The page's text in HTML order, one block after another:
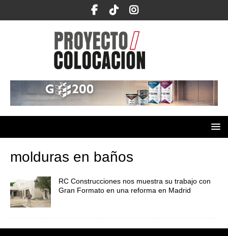
molduras en baños
RC Construcciones nos muestra su trabajo con
Gran Formato en una reforma en Madrid